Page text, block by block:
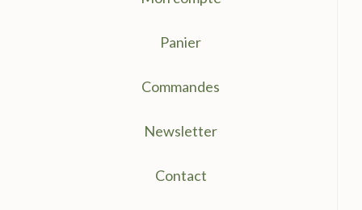
Panier
Commandes
Newsletter
Contact